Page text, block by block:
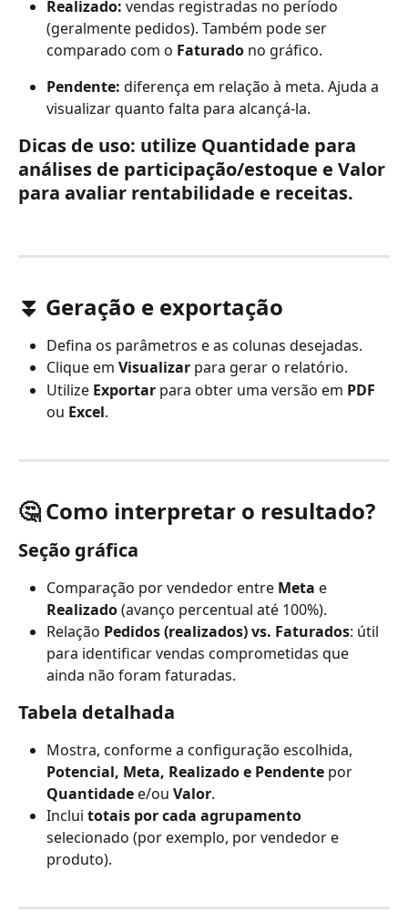
Realizado: vendas registradas no período
(geralmente pedidos). Também pode ser
comparado com o Faturado no gráfico.
Pendente: diferença em relação à meta. Ajuda a
visualizar quanto falta para alcançá-la.
Dicas de uso: utilize Quantidade para
análises de participação/estoque e Valor
para avaliar rentabilidade e receitas.
⏬ Geração e exportação
Defina os parâmetros e as colunas desejadas.
Clique em Visualizar para gerar o relatório.
Utilize Exportar para obter uma versão em PDF
ou Excel.
🤔 Como interpretar o resultado?
Seção gráfica
Comparação por vendedor entre Meta e
Realizado (avanço percentual até 100%).
Relação Pedidos (realizados) vs. Faturados: útil
para identificar vendas comprometidas que
ainda não foram faturadas.
Tabela detalhada
Mostra, conforme a configuração escolhida,
Potencial, Meta, Realizado e Pendente por
Quantidade e/ou Valor.
Inclui totais por cada agrupamento
selecionado (por exemplo, por vendedor e
produto).